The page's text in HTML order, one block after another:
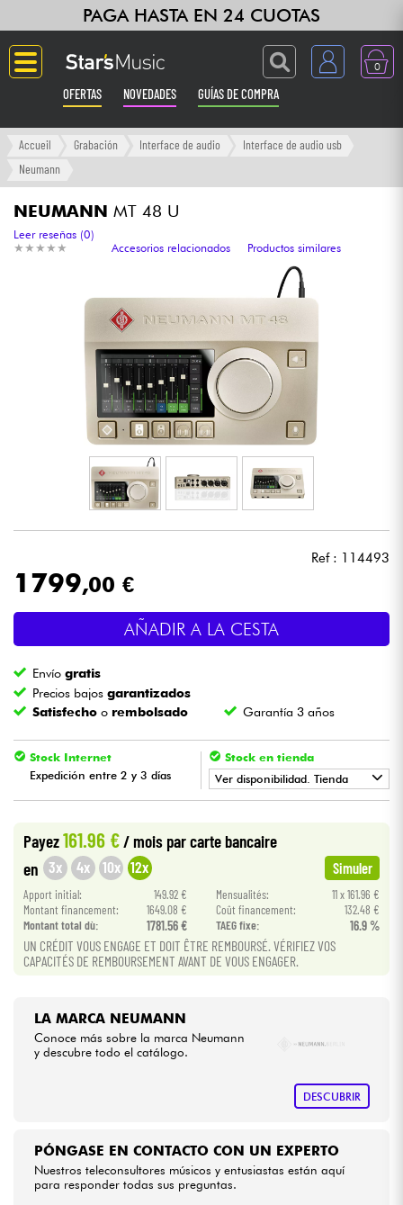
PAGA HASTA EN 24 CUOTAS
0
OFERTAS NOVEDADES GUÍAS DE COMPRA
Langue
Ampli & Efectos
Sintetizadores & samplers
Grabación
Auriculares
Micros
Luces
Vientos
Violines y cuarteto
Niños
Cables & Acces.
HiFi
Bundle
Accueil Grabación Interface de audio
Interface de audio usb
Neumann
NEUMANN MT 48 U
★ ★ ★ ★ ★
★ ★ ★ ★ ★
Leer reseñas (0)
Accesorios relacionados
Productos similares
Ref : 114493
1799,00 €
AÑADIR A LA CESTA
Envíogratis
Precios bajosgarantizados
Satisfecho o rembolsado Garantía 3 años
Stock Internet
Expedición entre 2 y 3 días
Stock en tienda
Ver disponibilidad. Tienda
• BRUXELLES
Star'SMusic
• Music
•
Payez161.96 € / mois par carte bancaire
en 3x 4x 10x 12x Simuler
Apport initial: 149.92 € Mensualités:
11 x 161.96 €
Montant financement:
1649.08 € Coût financement:
132.48 €
Montant total dù:
1781.56 € TAEG fixe: 16.9 %
UN CRÉDIT VOUS ENGAGE ET DOIT ÊTRE REMBOURSÉ. VÉRIFIEZ VOS
CAPACITÉS DE REMBOURSEMENT AVANT DE VOUS ENGAGER.
LA MARCA NEUMANN
Conoce más sobre la marca Neumann
y descubre todo el catálogo.
DESCUBRIR
PÓNGASE EN CONTACTO CON UN EXPERTO
Nuestros teleconsultores músicos y entusiastas están aquí
para responder todas sus preguntas.